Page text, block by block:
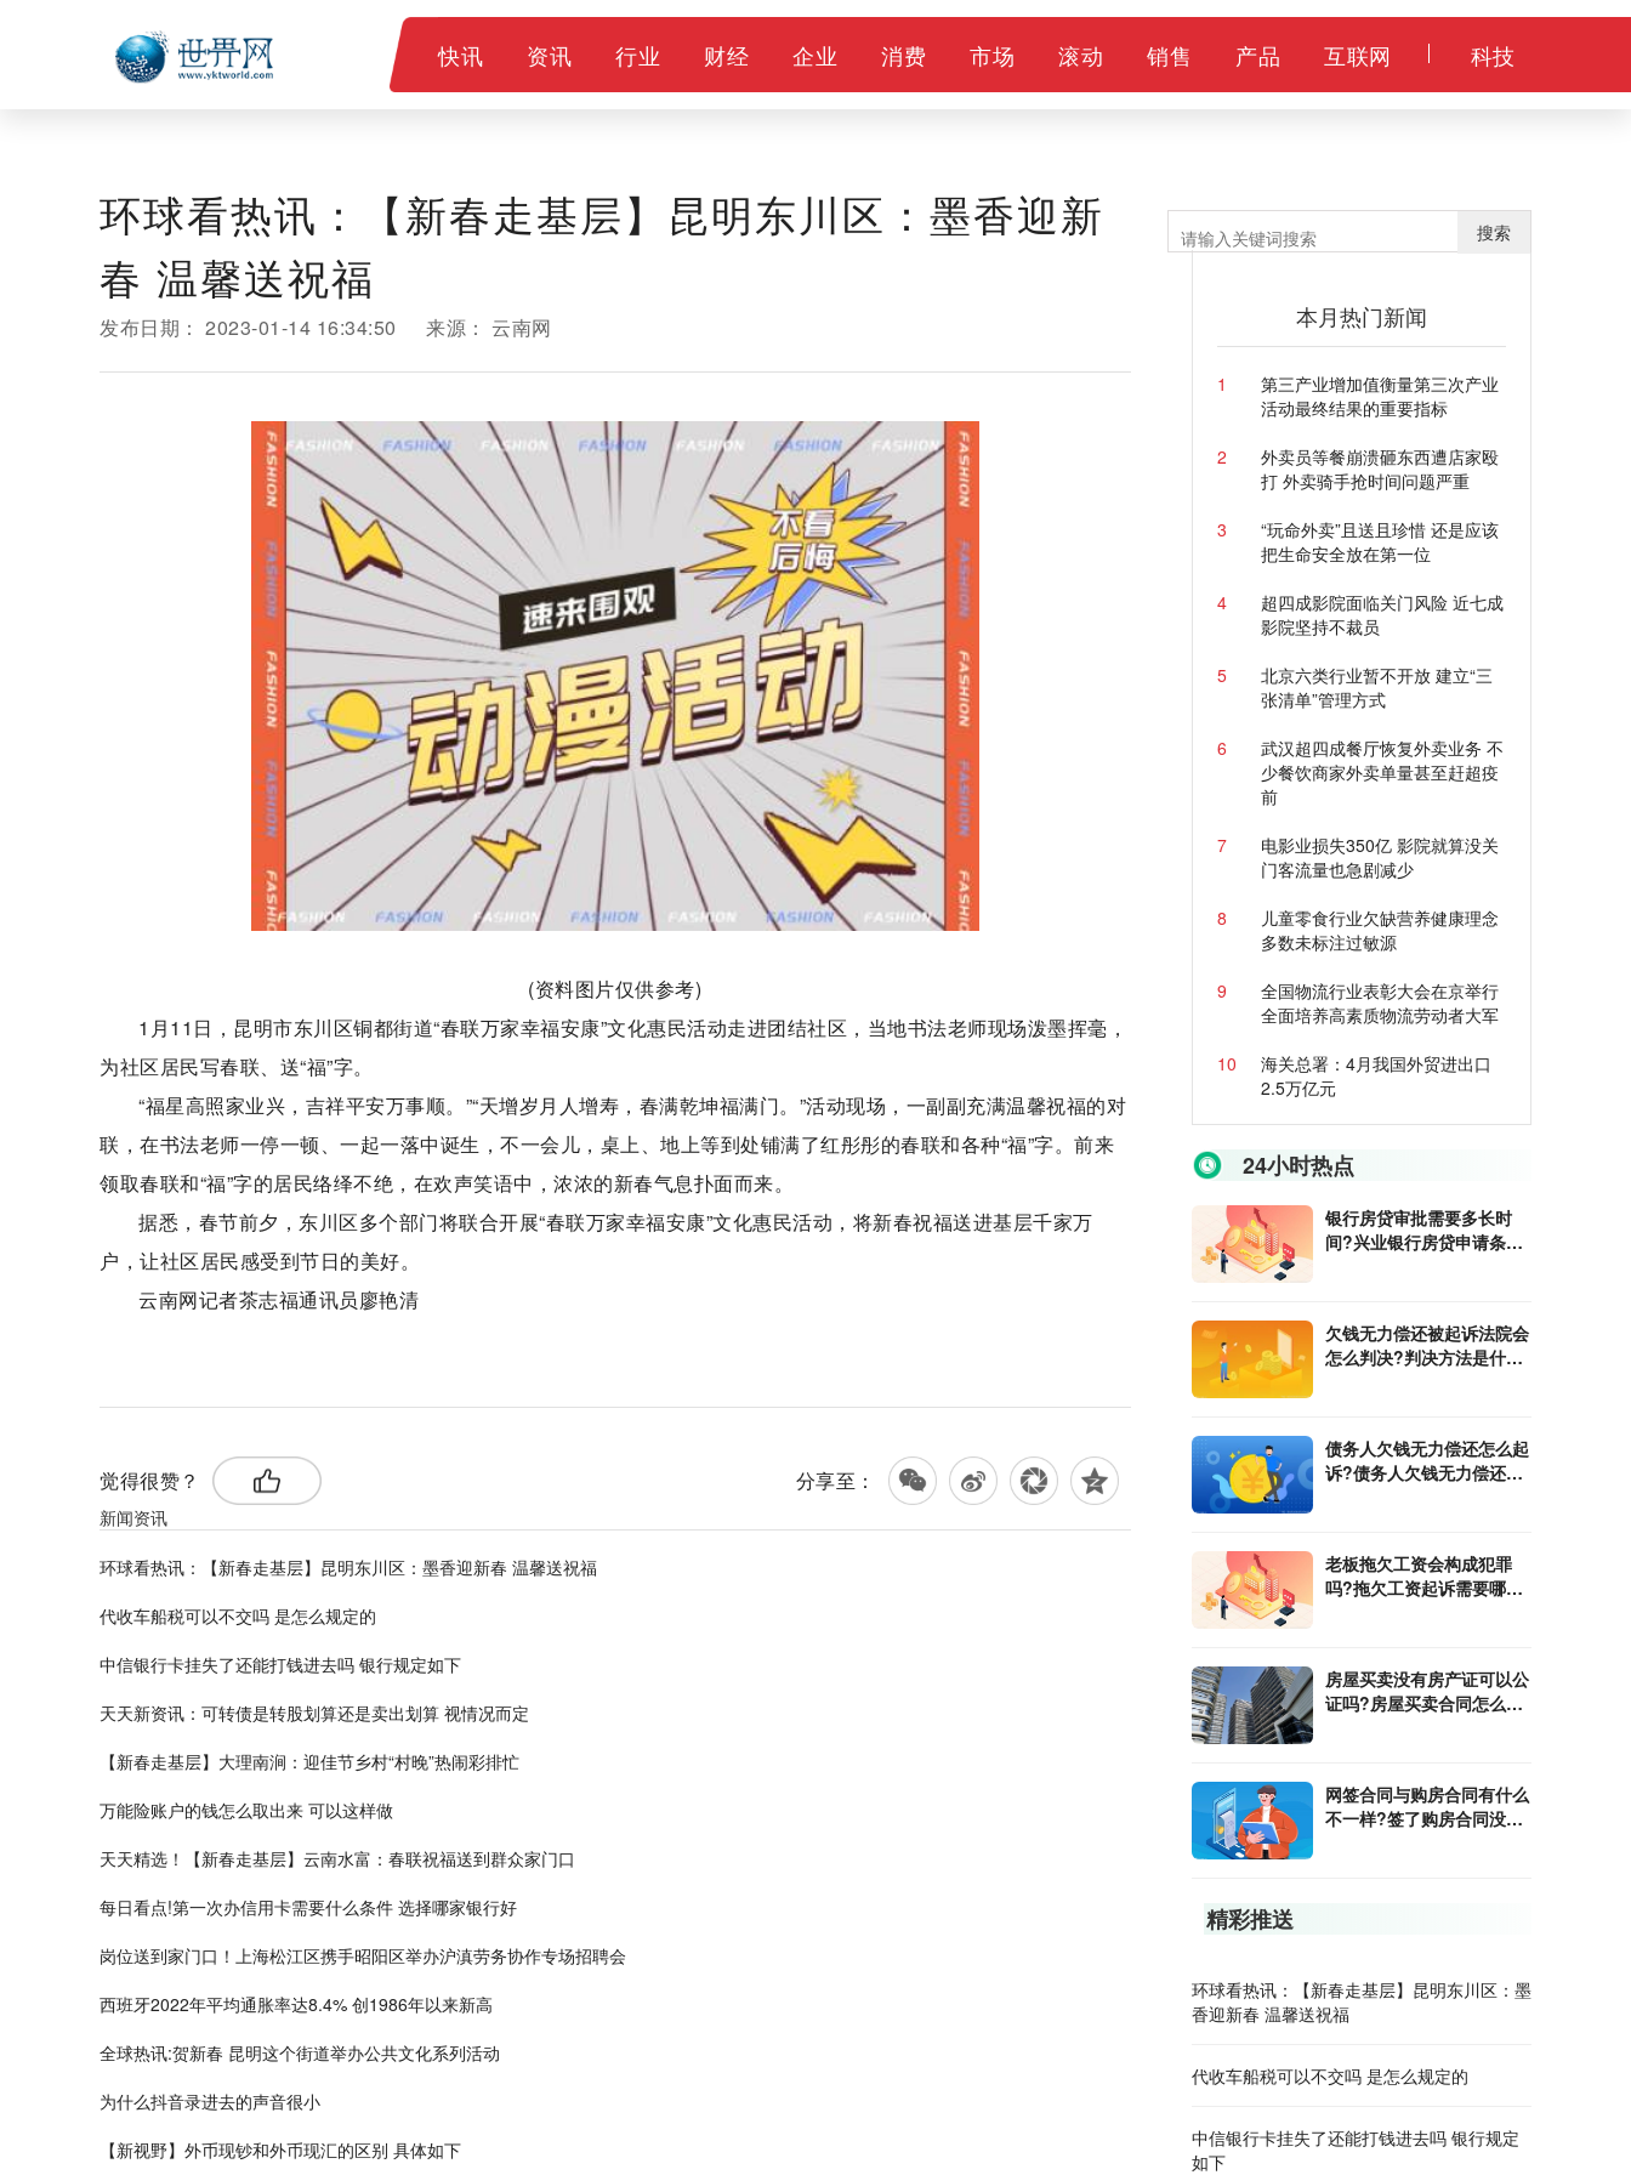
快讯 资讯 行业 财经 企业 消费 市场 滚动 销售 产品 互联网 科技
环球看热讯：【新春走基层】昆明东川区：墨香迎新
春 温馨送祝福
发布日期： 2023-01-14 16:34:50 来源： 云南网
(资料图片仅供参考)
1月11日，昆明市东川区铜都街道“春联万家幸福安康”文化惠民活动走进团结社区，当地书法老师现场泼墨挥毫，
为社区居民写春联、送“福”字。
“福星高照家业兴，吉祥平安万事顺。”“天增岁月人增寿，春满乾坤福满门。”活动现场，一副副充满温馨祝福的对
联，在书法老师一停一顿、一起一落中诞生，不一会儿，桌上、地上等到处铺满了红彤彤的春联和各种“福”字。前来
领取春联和“福”字的居民络绎不绝，在欢声笑语中，浓浓的新春气息扑面而来。
据悉，春节前夕，东川区多个部门将联合开展“春联万家幸福安康”文化惠民活动，将新春祝福送进基层千家万
户，让社区居民感受到节日的美好。
云南网记者茶志福通讯员廖艳清
觉得很赞？ 分享至：
新闻资讯
环球看热讯：【新春走基层】昆明东川区：墨香迎新春 温馨送祝福
代收车船税可以不交吗 是怎么规定的
中信银行卡挂失了还能打钱进去吗 银行规定如下
天天新资讯：可转债是转股划算还是卖出划算 视情况而定
【新春走基层】大理南涧：迎佳节乡村“村晚”热闹彩排忙
万能险账户的钱怎么取出来 可以这样做
天天精选！【新春走基层】云南水富：春联祝福送到群众家门口
每日看点!第一次办信用卡需要什么条件 选择哪家银行好
岗位送到家门口！上海松江区携手昭阳区举办沪滇劳务协作专场招聘会
西班牙2022年平均通胀率达8.4% 创1986年以来新高
全球热讯:贺新春 昆明这个街道举办公共文化系列活动
为什么抖音录进去的声音很小
【新视野】外币现钞和外币现汇的区别 具体如下
搜索
本月热门新闻
1
第三产业增加值衡量第三次产业
活动最终结果的重要指标
2
外卖员等餐崩溃砸东西遭店家殴
打 外卖骑手抢时间问题严重
3
“玩命外卖”且送且珍惜 还是应该
把生命安全放在第一位
4
超四成影院面临关门风险 近七成
影院坚持不裁员
5
北京六类行业暂不开放 建立“三
张清单”管理方式
6
武汉超四成餐厅恢复外卖业务 不
少餐饮商家外卖单量甚至赶超疫
前
7
电影业损失350亿 影院就算没关
门客流量也急剧减少
8
儿童零食行业欠缺营养健康理念
多数未标注过敏源
9
全国物流行业表彰大会在京举行
全面培养高素质物流劳动者大军
10
海关总署：4月我国外贸进出口
2.5万亿元
24小时热点
银行房贷审批需要多长时
间?兴业银行房贷申请条件
欠钱无力偿还被起诉法院会
怎么判决?判决方法是什
债务人欠钱无力偿还怎么起
诉?债务人欠钱无力偿还的
老板拖欠工资会构成犯罪
吗?拖欠工资起诉需要哪些
房屋买卖没有房产证可以公
证吗?房屋买卖合同怎么
网签合同与购房合同有什么
不一样?签了购房合同没有
精彩推送
环球看热讯：【新春走基层】昆明东川区：墨
香迎新春 温馨送祝福
代收车船税可以不交吗 是怎么规定的
中信银行卡挂失了还能打钱进去吗 银行规定
如下